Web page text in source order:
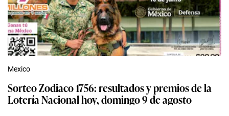
Mexico
Sorteo Zodiaco 1756: resultados y premios de la
Lotería Nacional hoy, domingo 9 de agosto